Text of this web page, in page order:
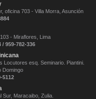
oficina 703 - Villa Morra, Asunción
- Miraflores, Lima
/ 959-782-336
Locutores esq. Seminario. Piantini.
Domingo
5112
Sur, Maracaibo, Zulia.